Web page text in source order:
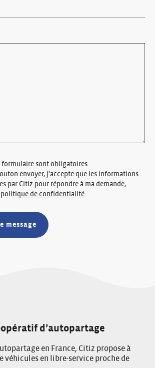
formulaire sont obligatoires.
envoyer, j'accepte que les informations
par Citiz pour répondre à ma demande,
politique de confidentialité.
d’autopartage
en France, Citiz propose à
véhicules en libre-service proche de